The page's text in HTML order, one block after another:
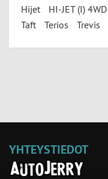
Hijet
HI-JET (I) 4WD
Taft
Terios Trevis
YHTEYSTIEDOT